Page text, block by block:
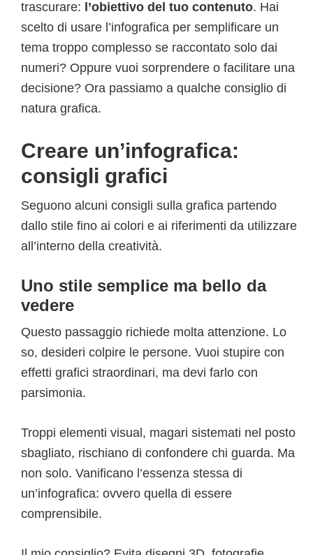
trascurare: l’obiettivo del tuo contenuto. Hai
scelto di usare l’infografica per semplificare un
tema troppo complesso se raccontato solo dai
numeri? Oppure vuoi sorprendere o facilitare una
decisione? Ora passiamo a qualche consiglio di
natura grafica.
Creare un’infografica:
consigli grafici
Seguono alcuni consigli sulla grafica partendo
dallo stile fino ai colori e ai riferimenti da utilizzare
all’interno della creatività.
Uno stile semplice ma bello da
vedere
Questo passaggio richiede molta attenzione. Lo
so, desideri colpire le persone. Vuoi stupire con
effetti grafici straordinari, ma devi farlo con
parsimonia.
Troppi elementi visual, magari sistemati nel posto
sbagliato, rischiano di confondere chi guarda. Ma
non solo. Vanificano l’essenza stessa di
un’infografica: ovvero quella di essere
comprensibile.